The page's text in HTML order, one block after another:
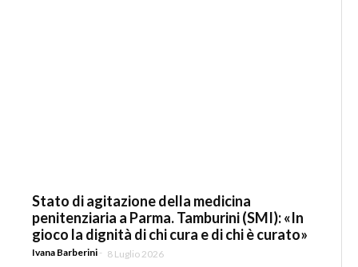
Stato di agitazione della medicina
penitenziaria a Parma. Tamburini (SMI): «In
gioco la dignità di chi cura e di chi è curato»
Ivana Barberini - 8 Luglio 2026